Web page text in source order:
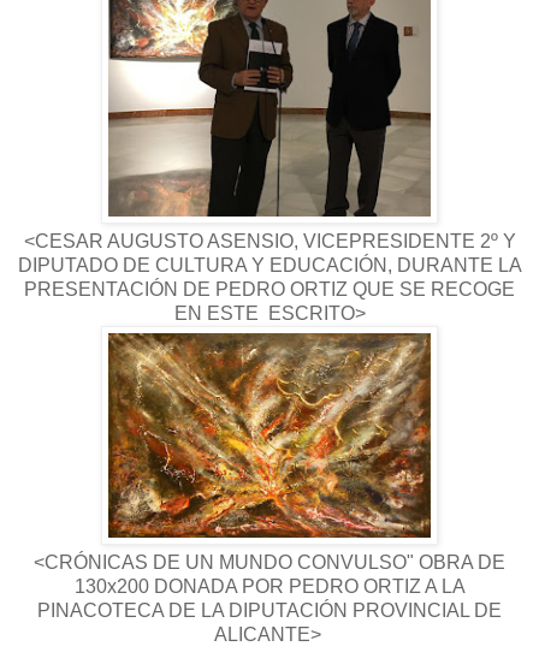
<CESAR AUGUSTO ASENSIO, VICEPRESIDENTE 2º Y
DIPUTADO DE CULTURA Y EDUCACIÓN, DURANTE LA
PRESENTACIÓN DE PEDRO ORTIZ QUE SE RECOGE
EN ESTE ESCRITO>
<CRÓNICAS DE UN MUNDO CONVULSO" OBRA DE
130x200 DONADA POR PEDRO ORTIZ A LA
PINACOTECA DE LA DIPUTACIÓN PROVINCIAL DE
ALICANTE>